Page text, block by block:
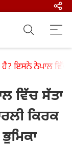
ਹੈ? ਇਸਨੇ ਨੇਪਾਲ ਵਿੱਚ
ਵਿੱਚ ਸੱਤਾ
ਕਿਰਕ